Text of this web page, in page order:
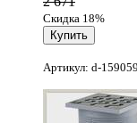
Скидка 18%
Артикул: d-